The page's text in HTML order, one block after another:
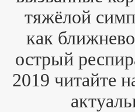
тяжёлой
как
острый
2019 читайте